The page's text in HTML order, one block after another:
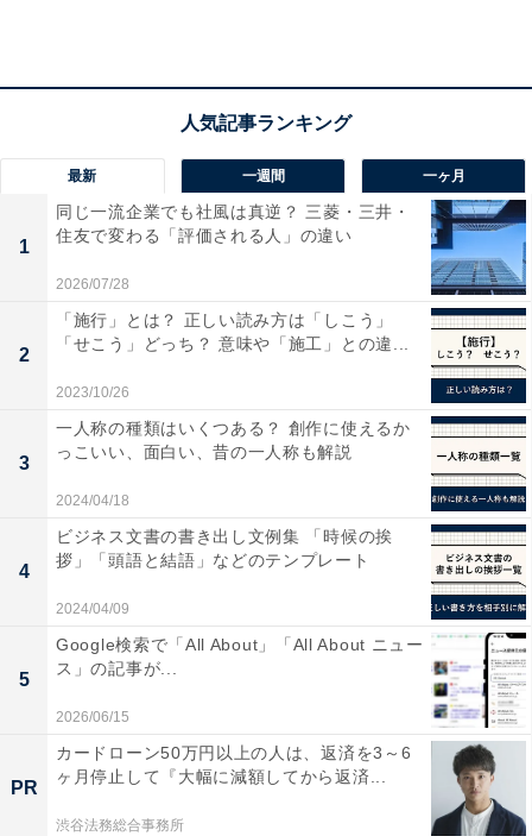
ディスプレイに取り付けても、平面にお座りさせ
「うしろ足クリップ」を採用しているため、ワンちゃん
の姿勢を変えて使えます。 ノートPCのディスプレイか
らのぞかせて映すもよし、デスクの上にお座りさせて使
うもよし。
お座りしている「wanco」
最新 一週間 一ヶ月
1
同じ一流企業でも社風は真逆？ 三菱・三井・
住友で変わる「評価される人」の違い
2026/07/28
2
「施行」とは？ 正しい読み方は「しこう」
「せこう」どっち？ 意味や「施工」との違...
2023/10/26
3
一人称の種類はいくつある？ 創作に使えるか
っこいい、面白い、昔の一人称も解説
2024/04/18
4
ビジネス文書の書き出し文例集 「時候の挨
拶」「頭語と結語」などのテンプレート
2024/04/09
5
Google検索で「All About」「All About ニュー
ス」の記事が...
2026/06/15
PR
カードローン50万円以上の人は、返済を3～6
ヶ月停止して『大幅に減額してから返済...
渋谷法務総合事務所